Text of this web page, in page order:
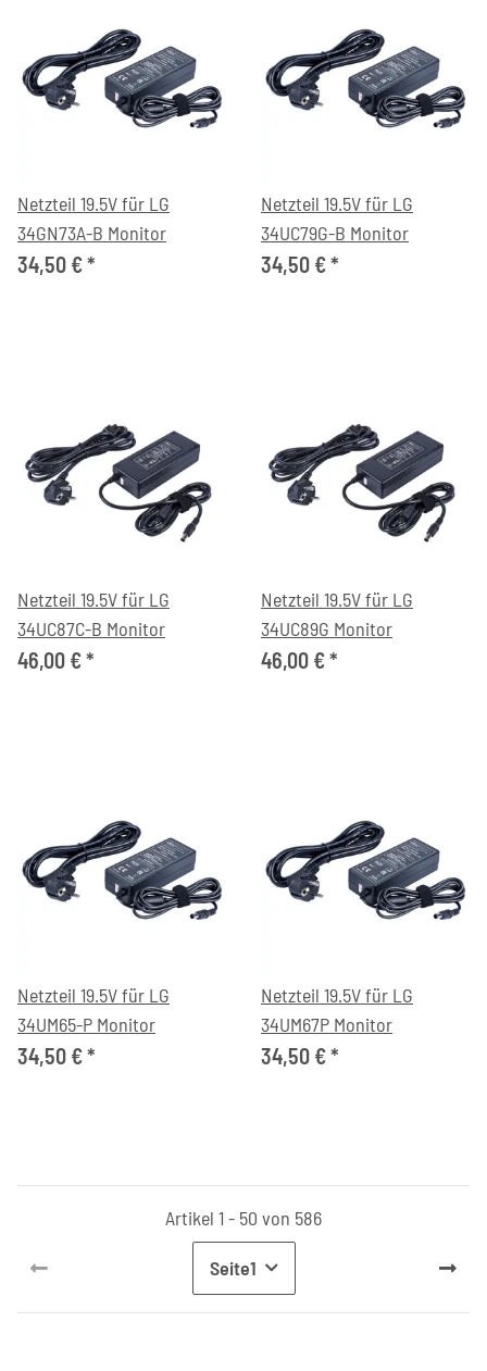
Netzteil 19.5V für LG
34GN73A-B Monitor
34,50 €*
Netzteil 19.5V für LG
34UC79G-B Monitor
34,50 €*
Netzteil 19.5V für LG
34UC87C-B Monitor
46,00 €*
Netzteil 19.5V für LG
34UC89G Monitor
46,00 €*
Netzteil 19.5V für LG
34UM65-P Monitor
34,50 €*
Netzteil 19.5V für LG
34UM67P Monitor
34,50 €*
Artikel 1 - 50 von 586
Seite1